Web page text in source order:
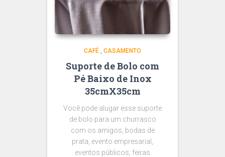
CAFÉ CASAMENTO
Suporte de Bolo com
Pé Baixo de Inox
35cmX35cm
Você pode alugar esse suporte
de bolo para um churrasco
com os amigos, bodas de
prata, evento empresarial,
eventos públicos, feiras